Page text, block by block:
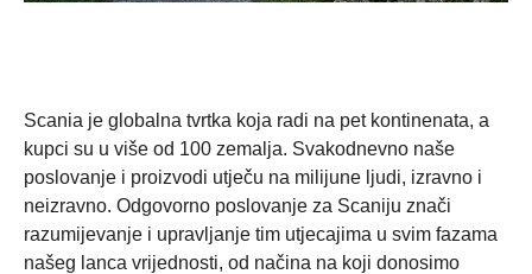
Scania je globalna tvrtka koja radi na pet kontinenata, a
kupci su u više od 100 zemalja. Svakodnevno naše
poslovanje i proizvodi utječu na milijune ljudi, izravno i
neizravno. Odgovorno poslovanje za Scaniju znači
razumijevanje i upravljanje tim utjecajima u svim fazama
našeg lanca vrijednosti, od načina na koji donosimo